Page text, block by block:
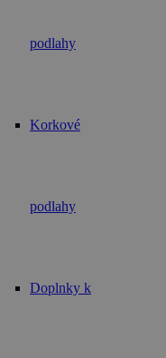
podlahy
Korkové
podlahy
Doplnky k